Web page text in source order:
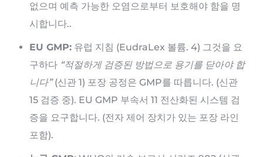
없으며 예측 가능한 오염으로부터 보호해야 함을 명
시합니다..
EU GMP: 유럽 ​​지침 (EudraLex 볼륨. 4) 그것을 요
구하다 “적절하게 검증된 방법으로 용기를 닫아야 합
니다”(신관 1) 포장 공정은 GMP를 따릅니다. (신관
15 검증 중). EU GMP 부속서 11 전산화된 시스템 검
증을 요구합니다. (전자 제어 장치가 있는 포장 라인
포함).